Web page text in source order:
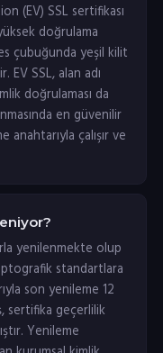
(EV) SSL sertifikası
doğrulama
çubuğunda yeşil kilit
EV SSL, alan adı
doğrulaması da
en güvenilir
çalışır ve
yenilenmekte olup
standartlara
son yenileme 12
sertifika geçerlilik
Yenileme